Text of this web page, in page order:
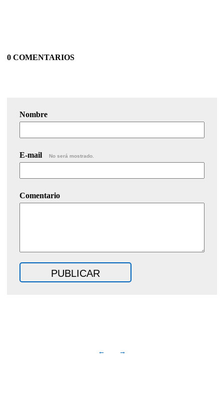
0 COMENTARIOS
Nombre
E-mail No será mostrado.
Comentario
← →